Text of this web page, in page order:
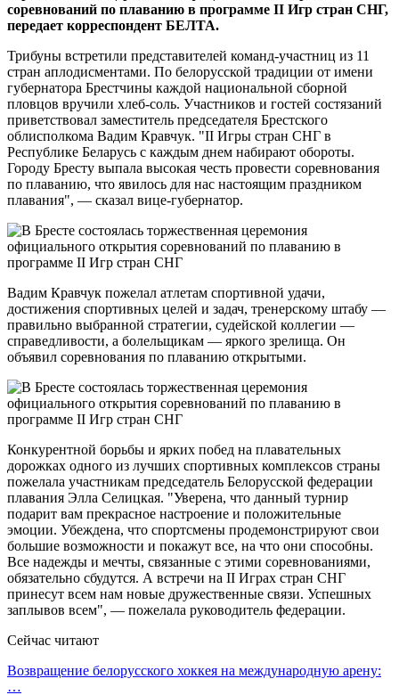
соревнований по плаванию в программе II Игр стран СНГ,
передает корреспондент БЕЛТА.
Трибуны встретили представителей команд-участниц из 11
стран аплодисментами. По белорусской традиции от имени
губернатора Брестчины каждой национальной сборной
пловцов вручили хлеб-соль. Участников и гостей состязаний
приветствовал заместитель председателя Брестского
облисполкома Вадим Кравчук. "II Игры стран СНГ в
Республике Беларусь с каждым днем набирают обороты.
Городу Бресту выпала высокая честь провести соревнования
по плаванию, что явилось для нас настоящим праздником
плавания", — сказал вице-губернатор.
Вадим Кравчук пожелал атлетам спортивной удачи,
достижения спортивных целей и задач, тренерскому штабу —
правильно выбранной стратегии, судейской коллегии —
справедливости, а болельщикам — яркого зрелища. Он
объявил соревнования по плаванию открытыми.
Конкурентной борьбы и ярких побед на плавательных
дорожках одного из лучших спортивных комплексов страны
пожелала участникам председатель Белорусской федерации
плавания Элла Селицкая. "Уверена, что данный турнир
подарит вам прекрасное настроение и положительные
эмоции. Убеждена, что спортсмены продемонстрируют свои
большие возможности и покажут все, на что они способны.
Все надежды и мечты, связанные с этими соревнованиями,
обязательно сбудутся. А встречи на II Играх стран СНГ
принесут всем нам новые дружественные связи. Успешных
заплывов всем", — пожелала руководитель федерации.
Сейчас читают
Возвращение белорусского хоккея на международную арену:
…